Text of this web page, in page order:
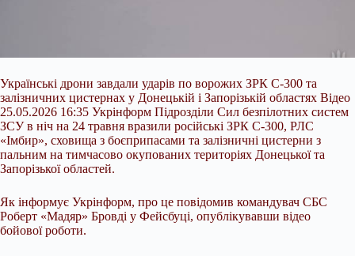
Українські дрони завдали ударів по ворожих ЗРК С-300 та
залізничних цистернах у Донецькій і Запорізькій областях Відео
25.05.2026 16:35 Укрінформ Підрозділи Сил безпілотних систем
ЗСУ в ніч на 24 травня вразили російські ЗРК С-300, РЛС
«Імбир», сховища з боєприпасами та залізничні цистерни з
пальним на тимчасово окупованих територіях Донецької та
Запорізької областей.
Як інформує Укрінформ, про це повідомив командувач СБС
Роберт «Мадяр» Бровді у Фейсбуці, опублікувавши відео
бойової роботи.